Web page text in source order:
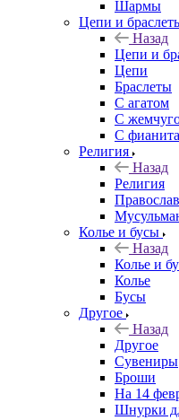
Шармы
Цепи и
Назад
Цепи и
Цепи
Браслеты
С агатом
С
С
Религия
Назад
Религия
Колье и бусы
Назад
Колье и
Колье
Бусы
Другое
Назад
Другое
Сувениры
Броши
На 14
Шнурки